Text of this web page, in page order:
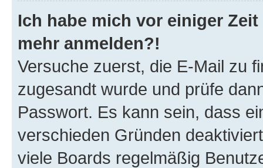
Ich habe mich vor einiger
mehr anmelden?!
Versuche zuerst, die E-Mail zu
zugesandt wurde und prüfe
Passwort. Es kann sein, dass
verschieden Gründen
viele Boards regelmäßig